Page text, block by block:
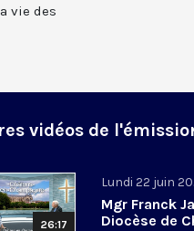
vie des
vidéos de
26:17
Lundi 22 juin
Mgr Franck
Diocèse de